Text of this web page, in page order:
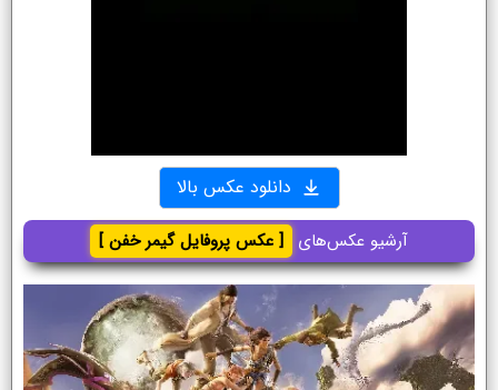
دانلود عکس بالا
آرشیو عکس‌های [ عکس پروفایل گیمر خفن ]